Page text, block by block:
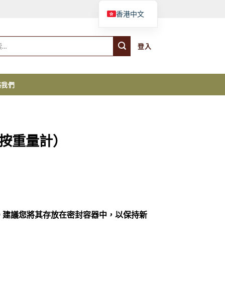
購物車
登入
們
重量計）
議您將其存放在密封容器中，以保持新
香港中文